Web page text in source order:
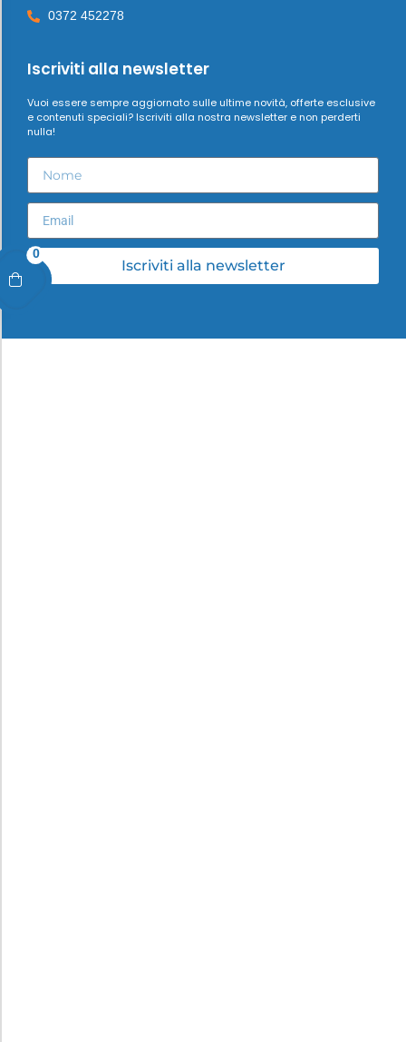
0
0372 452278
Iscriviti alla newsletter
Vuoi essere sempre aggiornato sulle ultime novità, offerte esclusive
e contenuti speciali? Iscriviti alla nostra newsletter e non perderti
nulla!
Iscriviti alla newsletter